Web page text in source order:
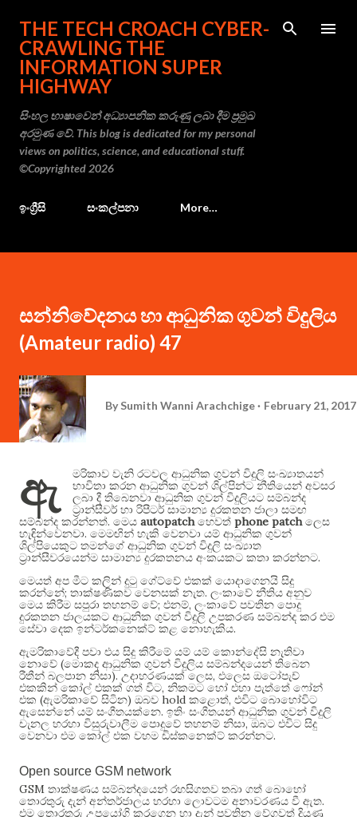
Skip to main content
THE TECH CROACH CYBER-
CRAWLING THE
INFORMATION SUPER
HIGHWAY
සිංහල භාෂාවෙන් අධ්‍යාපනික කරුණු ලබා දීම ප්‍රමුඛ
අරමුණ වේ. This blog is dedicated for my personal
views on politics, science, and educational stuff.
©Copyrighted 2026
ඉංග්‍රීසි සංකල්පනා More…
සන්නිවේදනය හා ආධුනික ගුවන් විදුලිය
(Amateur radio) 47
By Sumith Wanni Arachchige February 21, 2017
ඇ
මරිකාව වැනි රටවල ආධුනික ගුවන් විදුලි සංඛ්‍යාතයන්
භාවිතා කරන ආධුනික ගුවන් ශිල්පින්ට නීතියෙන් අවසර
ලබා දී තිබෙනවා ආධුනික ගුවන් විදුලියට සම්බන්ද
ට්‍රාන්සීවර් හා රිපීටර් සාමාන්‍ය දුරකතන ජාලා සමඟ
සම්බන්ද කරන්නත්. මෙය autopatch හෙවත් phone patch ලෙස
හැඳින්වෙනවා. මෙමඟින් හැකි වෙනවා යම් ආධුනික ගුවන්
ශිල්පියෙකුට තමන්ගේ ආධුනික ගුවන් විදුලි සංඛ්‍යාත
ට්‍රාන්සීවරයෙන්ම සාමාන්‍ය දුරකතනය අංකයකට කතා කරන්නට.
මෙයත් අප මීට කලින් දුටු ගේට්වේ එකක් යොදාගෙනයි සිදු
කරන්නේ; තාක්ෂණිකව වෙනසක් නැත. ලංකාවේ නීතිය අනුව
මෙය කිරීම සපුරා තහනම් වේ; එනම්, ලංකාවේ පවතින පොදු
දුරකතන ජාලයකට ආධුනික ගුවන් විදුලි උපකරණ සම්බන්ද කර එම
සේවා දෙක ඉන්ටර්කනෙක්ට් කළ නොහැකිය.
ඇමරිකාවේදී පවා එය සිදු කිරීමේ යම් යම් කොන්දේසි නැතිවා
නොවේ (මොකද ආධුනික ගුවන් විදුලිය සම්බන්දයෙන් තිබෙන
රීතීන් බලපාන නිසා).උදාහරණයක් ලෙස, එලෙස ඔටෝපැච්
එකකින් කෝල් එකක් ගත් විට, නිකමට හෝ එහා පැත්තේ ෆෝන්
එක (ඇමරිකාවේ සිටින) ඔබව hold කළොත්, එවිට බොහෝවිට
ඇසෙන්නේ යම් සංගීතයක්නෙ. ඉතිං සංගීතයන් ආධුනික ගුවන් විදුලි
චැනල හරහා විසුරුවාලීම පොදුවේ තහනම් නිසා,ඔබට එවිට සිදු
වෙනවා එම කෝල් එක වහම ඩිස්කනෙක්ට් කරන්නට.
Open source GSM network
GSM තාක්ෂණය සම්බන්දයෙන් රහසිගතව තබා ගත් බොහෝ
තොරතුරු දැන් අන්තර්ජාලය හරහා ලොවටම අනාවරණය වී ඇත.
එම තොරතුරු උපයෝගි කරගෙන හා දැන් පවතින වේගවත් දියුණු